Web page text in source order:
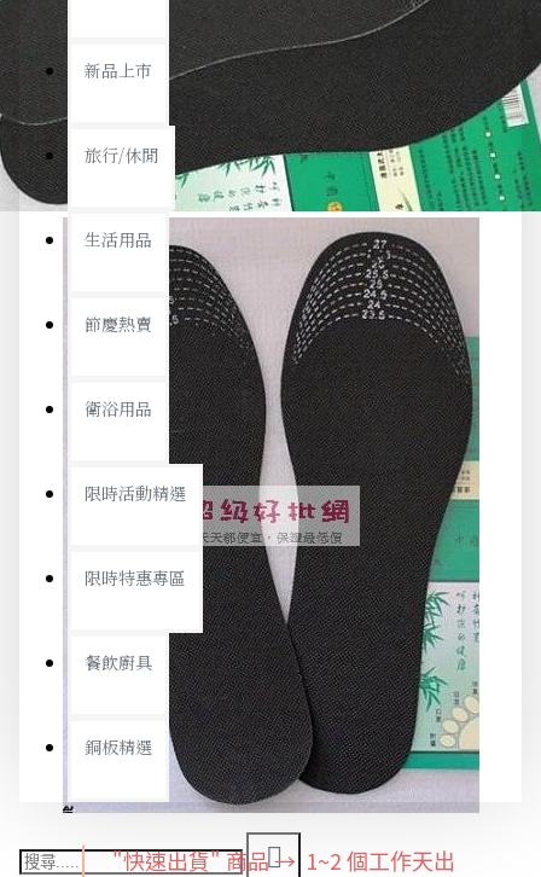
新品上市
旅行/休閒
生活用品
節慶熱賣
衛浴用品
限時活動精選
限時特惠專區
餐飲廚具
銅板精選
"快速出貨" 商品 → 1~2 個工作天出